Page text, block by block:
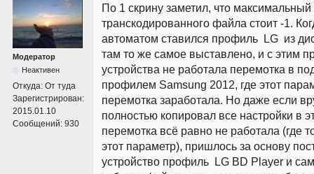
Модератор
Неактивен
Откуда: От туда
Зарегистрирован:
2015.01.10
Сообщений: 930
По 1 скрину заметил, что
транскодированного файла стоит -1.
автоматом ставился профиль LG из
там то же самое выставлено, и с этим
устройства не работала перемотка в
профилем Samsung 2012, где этот
перемотка заработала. Но даже если
полностью копировал все настройки в
перемотка всё равно не работала (где
этот параметр), пришлось за основу
устройство профиль LG BD Player и